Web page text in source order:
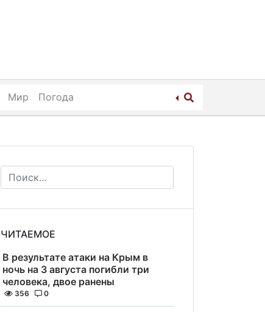
Мир Погода
ЧИТАЕМОЕ
В результате атаки на Крым в
ночь на 3 августа погибли три
человека, двое ранены
356 0